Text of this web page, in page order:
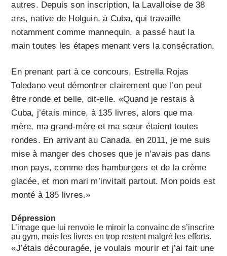
autres. Depuis son inscription, la Lavalloise de 38
ans, native de Holguin, à Cuba, qui travaille
notamment comme mannequin, a passé haut la
main toutes les étapes menant vers la consécration.
En prenant part à ce concours, Estrella Rojas
Toledano veut démontrer clairement que l’on peut
être ronde et belle, dit-elle. «Quand je restais à
Cuba, j’étais mince, à 135 livres, alors que ma
mère, ma grand-mère et ma sœur étaient toutes
rondes. En arrivant au Canada, en 2011, je me suis
mise à manger des choses que je n’avais pas dans
mon pays, comme des hamburgers et de la crème
glacée, et mon mari m’invitait partout. Mon poids est
monté à 185 livres.»
Dépression
L’image que lui renvoie le miroir la convainc de s’inscrire
au gym, mais les livres en trop restent malgré les efforts.
«J’étais découragée, je voulais mourir et j’ai fait une